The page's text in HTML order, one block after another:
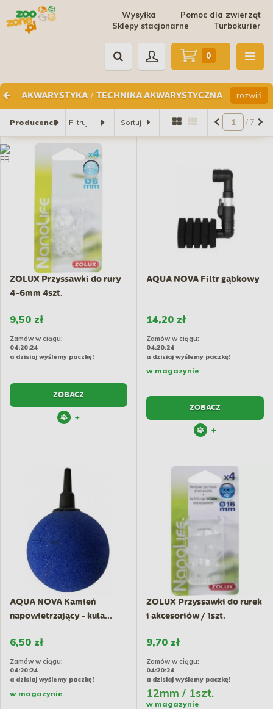
Pomoc dla zwierząt
Wysyłka
Turbokurier
Sklepy stacjonarne
AKWARYSTYKA / TECHNIKA AKWARYSTYCZNA rozwiń
0
/ 7
ZOLUX Przyssawki do rury
4-6mm 4szt.
9,50 zł
Zamów w ciągu:
04:20:23
a dzisiaj wyślemy paczkę!
ZOBACZ
+
AQUA NOVA Filtr gąbkowy
14,20 zł
Zamów w ciągu:
04:20:23
a dzisiaj wyślemy paczkę!
w magazynie
ZOBACZ
+
AQUA NOVA Kamień
napowietrzający - kula...
6,50 zł
Zamów w ciągu:
04:20:23
a dzisiaj wyślemy paczkę!
w magazynie
ZOLUX Przyssawki do rurek
i akcesoriów / 1szt.
9,70 zł
Zamów w ciągu:
04:20:23
a dzisiaj wyślemy paczkę!
12mm / 1szt.
w magazynie